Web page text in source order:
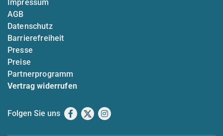
Impressum
AGB
Datenschutz
Barrierefreiheit
Presse
Preise
Partnerprogramm
Vertrag widerrufen
Folgen Sie uns Facebook
X Instagram